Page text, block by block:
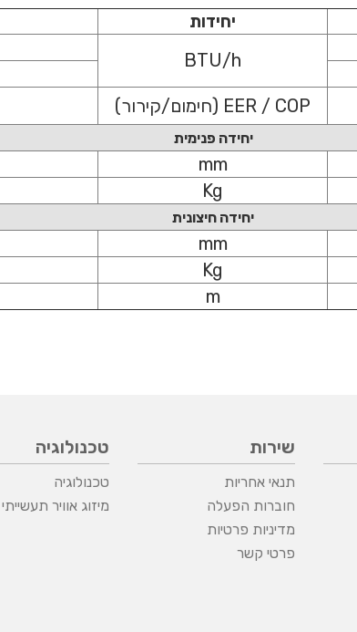
יחידות
BTU/h
EER / COP (חימום/קירור)
יחידה פנימית
mm
Kg
יחידה חיצונית
mm
Kg
m
שירות
תנאי אחריות
חוברות הפעלה
מדיניות פרטיות
פרטי קשר
טכנולוגיה
טכנולוגיה
מיזוג אוויר תעשייתי